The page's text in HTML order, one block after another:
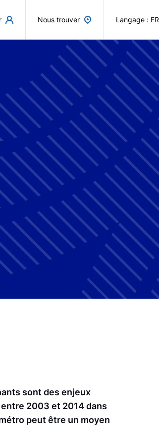
Nous trouver Langage : FR
sont des enjeux
2003 et 2014 dans
peut être un moyen